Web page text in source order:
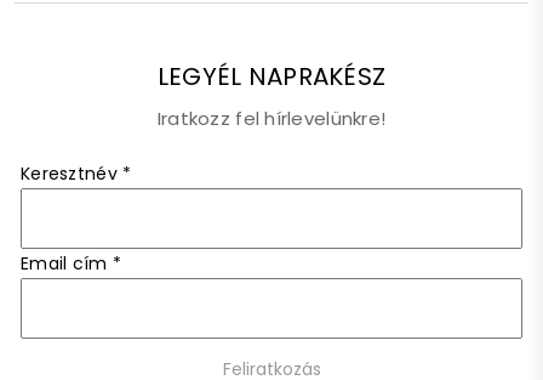
LEGYÉL NAPRAKÉSZ
Iratkozz fel hírlevelünkre!
Keresztnév *
Email cím *